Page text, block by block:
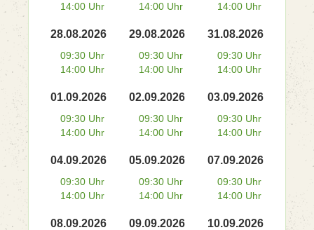
14:00 Uhr
14:00 Uhr
14:00 Uhr
28.08.2026
09:30 Uhr
14:00 Uhr
29.08.2026
09:30 Uhr
14:00 Uhr
31.08.2026
09:30 Uhr
14:00 Uhr
01.09.2026
09:30 Uhr
14:00 Uhr
02.09.2026
09:30 Uhr
14:00 Uhr
03.09.2026
09:30 Uhr
14:00 Uhr
04.09.2026
09:30 Uhr
14:00 Uhr
05.09.2026
09:30 Uhr
14:00 Uhr
07.09.2026
09:30 Uhr
14:00 Uhr
08.09.2026 09.09.2026 10.09.2026